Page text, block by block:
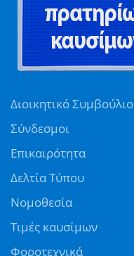
Διοικητικό Συμβούλιο
Σύνδεσμοι
Επικαιρότητα
Δελτία Τύπου
Νομοθεσία
Τιμές καυσίμων
Φοροτεχνικά